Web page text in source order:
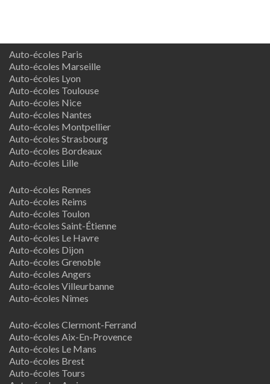
Auto-écoles Paris
Auto-écoles Marseille
Auto-écoles Lyon
Auto-écoles Toulouse
Auto-écoles Nice
Auto-écoles Nantes
Auto-écoles Montpellier
Auto-écoles Strasbourg
Auto-écoles Bordeaux
Auto-écoles Lille
Auto-écoles Rennes
Auto-écoles Reims
Auto-écoles Toulon
Auto-écoles Saint-Étienne
Auto-écoles Le Havre
Auto-écoles Dijon
Auto-écoles Grenoble
Auto-écoles Angers
Auto-écoles Villeurbanne
Auto-écoles Nîmes
Auto-écoles Clermont-Ferrand
Auto-écoles Aix-En-Provence
Auto-écoles Le Mans
Auto-écoles Brest
Auto-écoles Tours